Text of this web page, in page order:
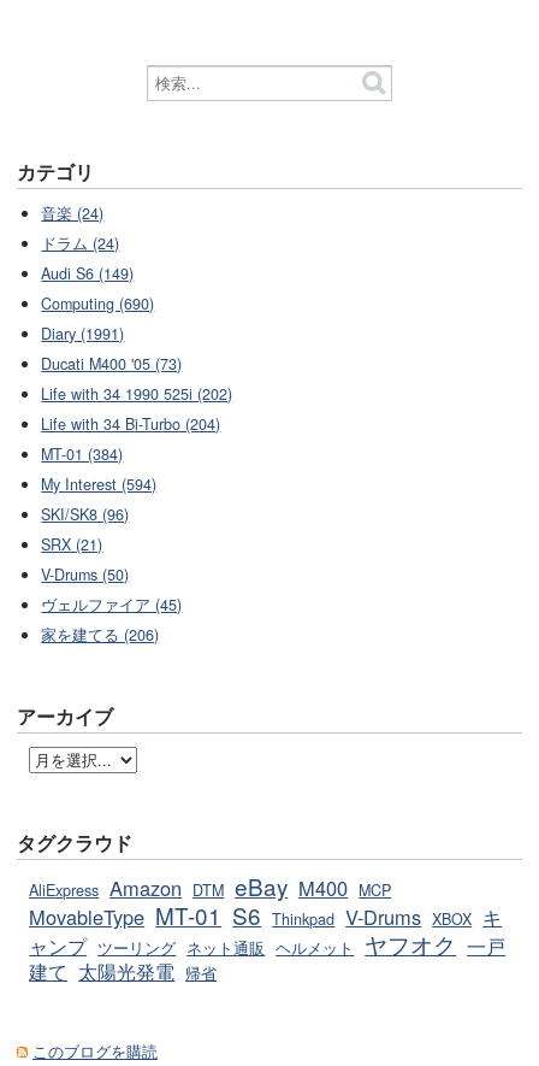
カテゴリ
音楽 (24)
ドラム (24)
Audi S6 (149)
Computing (690)
Diary (1991)
Ducati M400 '05 (73)
Life with 34 1990 525i (202)
Life with 34 Bi-Turbo (204)
MT-01 (384)
My Interest (594)
SKI/SK8 (96)
SRX (21)
V-Drums (50)
ヴェルファイア (45)
家を建てる (206)
アーカイブ
タグクラウド
AliExpress Amazon DTM eBay M400 MCP
MovableType MT-01 S6 Thinkpad V-Drums XBOX キ
ャンプ ツーリング ネット通販 ヘルメット ヤフオク 一戸
建て 太陽光発電 帰省
このブログを購読